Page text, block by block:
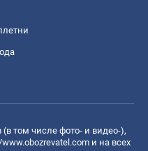
том числе фото- и видео-),
и на всех